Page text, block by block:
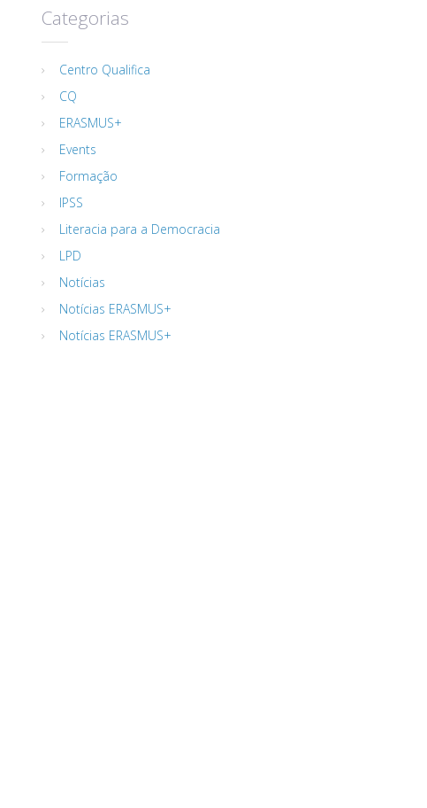
Categorias
Centro Qualifica
CQ
ERASMUS+
Events
Formação
IPSS
Literacia para a Democracia
LPD
Notícias
Notícias ERASMUS+
Notícias ERASMUS+